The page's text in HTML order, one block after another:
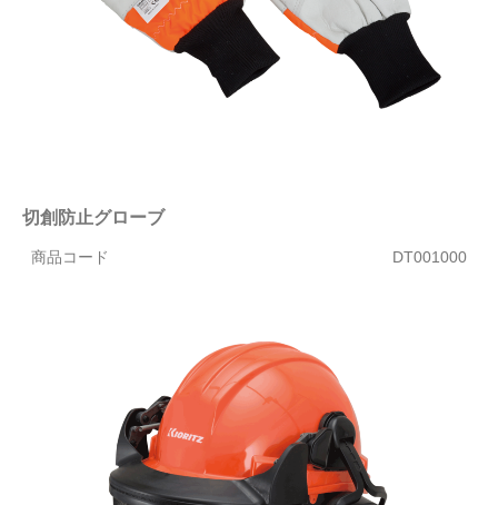
切創防止グローブ
商品コード DT001000